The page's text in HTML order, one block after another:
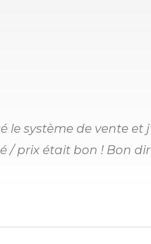
le système de vente et
/ prix était bon ! Bon